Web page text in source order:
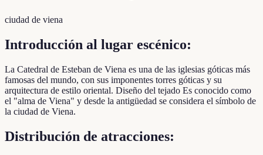
ciudad de viena
Introducción al lugar escénico:
La Catedral de Esteban de Viena es una de las iglesias góticas más
famosas del mundo, con sus imponentes torres góticas y su
arquitectura de estilo oriental. Diseño del tejado Es conocido como
el "alma de Viena" y desde la antigüedad se considera el símbolo de
la ciudad de Viena.
Distribución de atracciones: